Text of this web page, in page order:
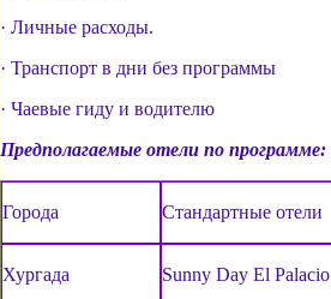
· Личные расходы.
· Транспорт в дни без программы
· Чаевые гиду и водителю
Предполагаемые отели по программе:
Города Стандартные отели
Хургада Sunny Day El Palacio